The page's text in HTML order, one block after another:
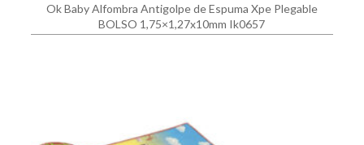
Ok Baby Alfombra Antigolpe de Espuma Xpe Plegable
BOLSO 1,75×1,27x10mm Ik0657